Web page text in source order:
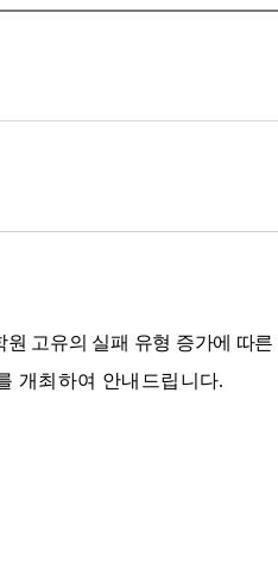
원 고유의 실패 유형 증가에 따른
개최하여 안내드립니다.